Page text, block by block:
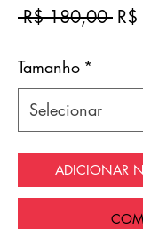
R$ 180,00
Tamanho *
ADICIONAR